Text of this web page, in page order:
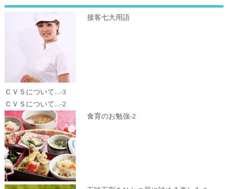
接客七大用語
ＣＶＳについて…-3
ＣＶＳについて…-2
食育のお勉強-2